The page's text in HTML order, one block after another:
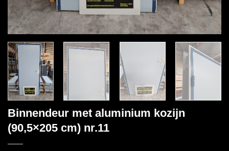
Binnendeur met aluminium kozijn
(90,5×205 cm) nr.11